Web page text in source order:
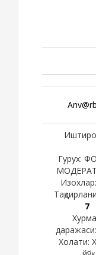
Гурух:
Изохлар:
7
даражаси:
Холати: